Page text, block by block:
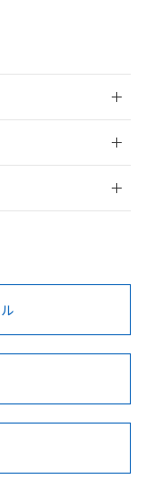
、以下を必ずお読
Cr(VI)
型式承認
ランス
KR型式
（韓国
No
/適合状況ページへ
期間は出
。
替を完了
ない限